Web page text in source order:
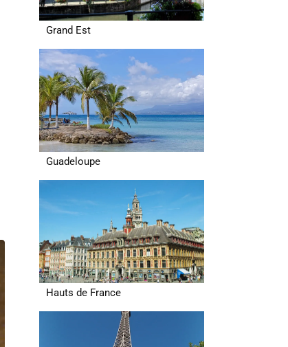
Grand Est
Guadeloupe
Hauts de France